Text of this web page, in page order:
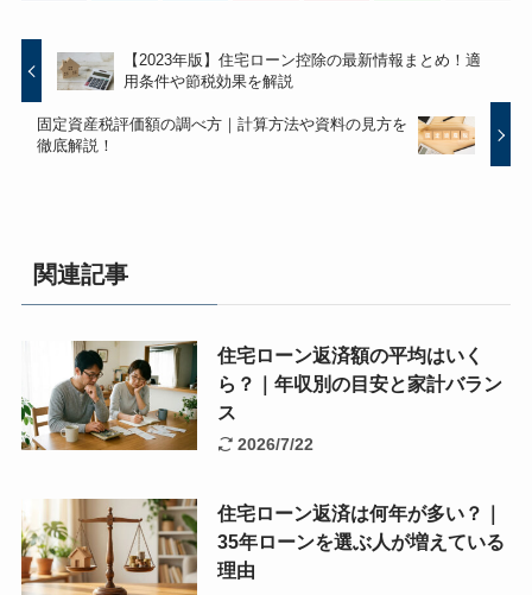
【2023年版】住宅ローン控除の最新情報まとめ！適
用条件や節税効果を解説
固定資産税評価額の調べ方｜計算方法や資料の見方を
徹底解説！
関連記事
住宅ローン返済額の平均はいく
ら？｜年収別の目安と家計バラン
ス
2026/7/22
住宅ローン返済は何年が多い？｜
35年ローンを選ぶ人が増えている
理由